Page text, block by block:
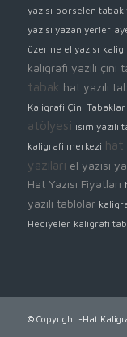
yazısı porselen tabak
yazısı yazan yerler
üzerine el yazısı
kaligrafi yazılı çini
tabak hat yazılı
Kaligrafi Çini Tabaklar
atölyesi isim yazılı
kaligrafi merkezi hat
yazıları el yazısı
Hat Yazısı Fiyatları
yazılı tablolar
Hediyeler kaligrafi
© Copyright -Hat